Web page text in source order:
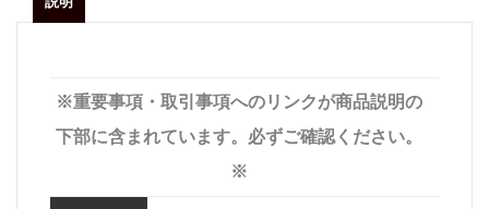
※重要事項・取引事項へのリンクが商品説明の
下部に含まれています。必ずご確認ください。
※